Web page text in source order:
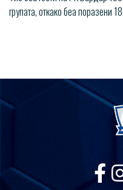
групата, откако беа поразени